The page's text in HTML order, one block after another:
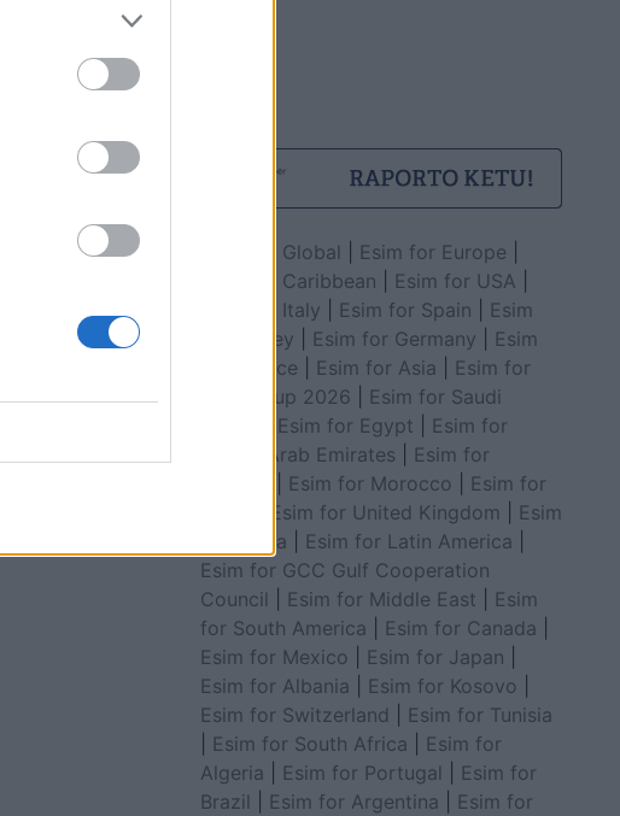
Esim for Global Esim for Europe
Esim for Caribbean
Esim for USA
Esim for Italy
Esim for Spain
Esim
for Turkey
Esim for Germany
Esim
for Greece
Esim for Asia
Esim for
World Cup 2026
Esim for Saudi
Esim for Egypt
Esim for
United Arab Emirates
Esim for
Esim for Morocco
Esim for
Esim for United Kingdom
Esim
for Africa
Esim for Latin America
Esim for GCC Gulf Cooperation
Council
Esim for Middle East
Esim
for South America
Esim for Canada
Esim for Mexico
Esim for Japan
Esim for Albania
Esim for Kosovo
Esim for Switzerland
Esim for Tunisia
Esim for South Africa
Esim for
Algeria
Esim for Portugal
Esim for
Brazil
Esim for Argentina
Esim for